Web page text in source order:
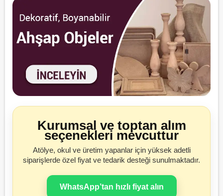
Kurumsal ve toptan alım
seçenekleri mevcuttur
Atölye, okul ve üretim yapanlar için yüksek adetli
siparişlerde özel fiyat ve tedarik desteği sunulmaktadır.
WhatsApp’tan hızlı fiyat alın